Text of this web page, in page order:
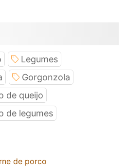
Legumes
Gorgonzola
de queijo
de legumes
de porco